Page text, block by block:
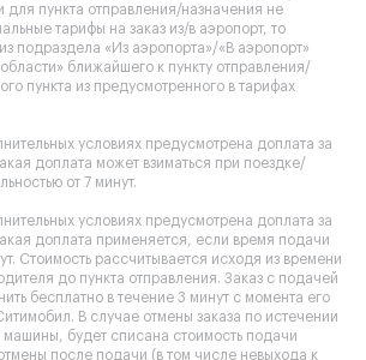
для пункта отправления/назначения не
тарифы на заказ из/в аэропорт, то
подраздела «Из аэропорта»/«В аэропорт»
ближайшего к пункту отправления/
пункта из предусмотренного в тарифах
условиях предусмотрена доплата за
доплата может взиматься при поездке/
от 7 минут.
условиях предусмотрена доплата за
доплата применяется, если время подачи
Стоимость рассчитывается исходя из времени
до пункта отправления. Заказ с подачей
бесплатно в течение 3 минут с момента его
В случае отмены заказа по истечении
будет списана стоимость подачи
после подачи (в том числе невыхода к